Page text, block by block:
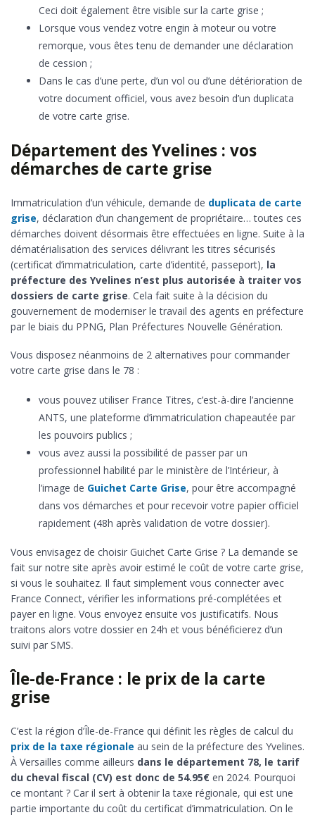
Ceci doit également être visible sur la carte grise ;
Lorsque vous vendez votre engin à moteur ou votre
remorque, vous êtes tenu de demander une déclaration
de cession ;
Dans le cas d’une perte, d’un vol ou d’une détérioration de
votre document officiel, vous avez besoin d’un duplicata
de votre carte grise.
Département des Yvelines : vos
démarches de carte grise
Immatriculation d’un véhicule, demande de duplicata de carte
grise, déclaration d’un changement de propriétaire… toutes ces
démarches doivent désormais être effectuées en ligne. Suite à la
dématérialisation des services délivrant les titres sécurisés
(certificat d’immatriculation, carte d’identité, passeport), la
préfecture des Yvelines n’est plus autorisée à traiter vos
dossiers de carte grise. Cela fait suite à la décision du
gouvernement de moderniser le travail des agents en préfecture
par le biais du PPNG, Plan Préfectures Nouvelle Génération.
Vous disposez néanmoins de 2 alternatives pour commander
votre carte grise dans le 78 :
vous pouvez utiliser France Titres, c’est-à-dire l’ancienne
ANTS, une plateforme d’immatriculation chapeautée par
les pouvoirs publics ;
vous avez aussi la possibilité de passer par un
professionnel habilité par le ministère de l’Intérieur, à
l’image de Guichet Carte Grise, pour être accompagné
dans vos démarches et pour recevoir votre papier officiel
rapidement (48h après validation de votre dossier).
Vous envisagez de choisir Guichet Carte Grise ? La demande se
fait sur notre site après avoir estimé le coût de votre carte grise,
si vous le souhaitez. Il faut simplement vous connecter avec
France Connect, vérifier les informations pré-complétées et
payer en ligne. Vous envoyez ensuite vos justificatifs. Nous
traitons alors votre dossier en 24h et vous bénéficierez d’un
suivi par SMS.
Île-de-France : le prix de la carte
grise
C’est la région d’Île-de-France qui définit les règles de calcul du
prix de la taxe régionale au sein de la préfecture des Yvelines.
À Versailles comme ailleurs dans le département 78, le tarif
du cheval fiscal (CV) est donc de 54.95€ en 2024. Pourquoi
ce montant ? Car il sert à obtenir la taxe régionale, qui est une
partie importante du coût du certificat d’immatriculation. On le